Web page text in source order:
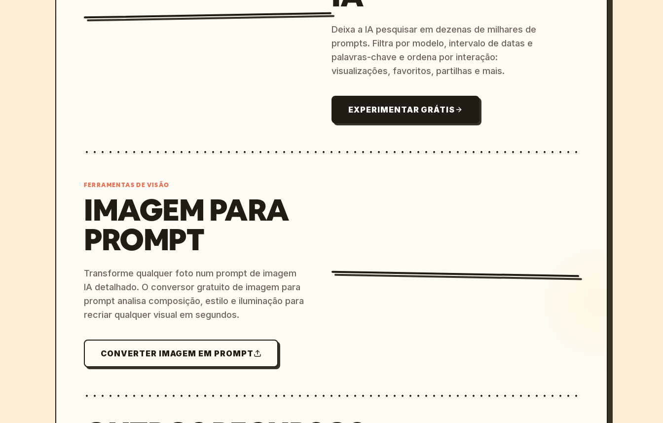
Deixa a IA pesquisar em dezenas de milhares de
prompts. Filtra por modelo, intervalo de datas e
palavras-chave e ordena por interação:
visualizações, favoritos, partilhas e mais.
EXPERIMENTAR GRÁTIS
FERRAMENTAS DE VISÃO
IMAGEM PARA
PROMPT
Transforme qualquer foto num prompt de imagem
IA detalhado. O conversor gratuito de imagem para
prompt analisa composição, estilo e iluminação para
recriar qualquer visual em segundos.
CONVERTER IMAGEM EM PROMPT